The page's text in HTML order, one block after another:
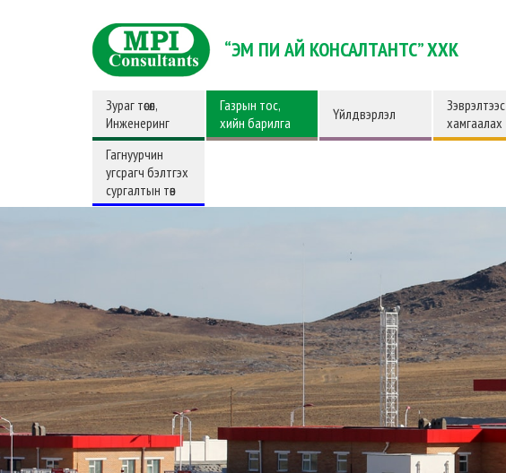
“ЭМ ПИ АЙ КОНСАЛТАНТС” ХХК
Зураг төсөл,
Инженеринг
Газрын тос,
хийн барилга
Үйлдвэрлэл
Зэврэлтээс
хамгаалах
Гагнуурчин
угсрагч бэлтгэх
сургалтын төв